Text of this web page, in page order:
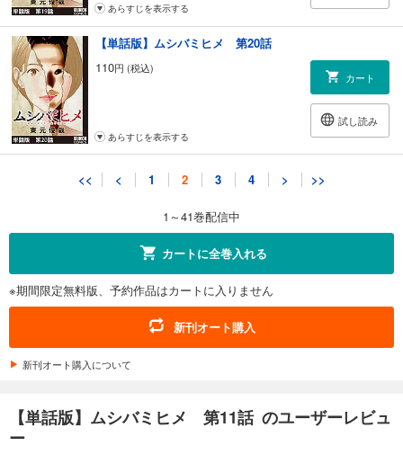
あらすじを表示する
【単話版】ムシバミヒメ 第20話
110円 (税込)
カート
試し読み
あらすじを表示する
【単話版】ムシバミヒメ 第21話
【単話版】ムシバミヒメ 第22話
円 (税込)
【単話版】ムシバミヒメ 第23話
<< < 1 2 3 4 > >>
1～41巻配信中
カートに全巻入れる
※期間限定無料版、予約作品はカートに入りません
新刊オート購入
新刊オート購入について
【単話版】ムシバミヒメ 第11話 のユーザーレビュ
ー